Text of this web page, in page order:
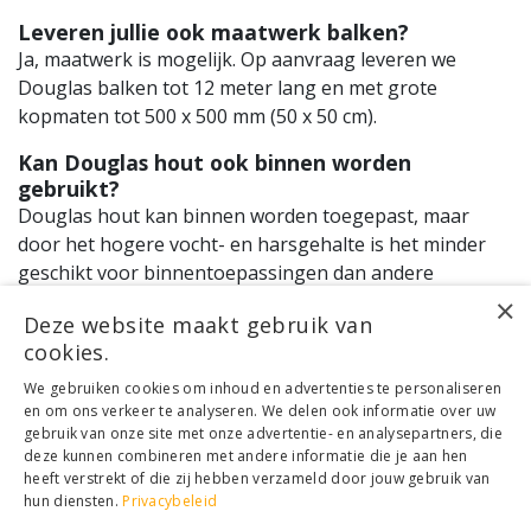
Leveren jullie ook maatwerk balken?
Ja, maatwerk is mogelijk. Op aanvraag leveren we
Douglas balken tot 12 meter lang en met grote
kopmaten tot 500 x 500 mm (50 x 50 cm).
Kan Douglas hout ook binnen worden
gebruikt?
Douglas hout kan binnen worden toegepast, maar
door het hogere vocht- en harsgehalte is het minder
geschikt voor binnentoepassingen dan andere
Klantenservice
Mijn account
Categorieën
Contactgegevens
×
Deze website maakt gebruik van
cookies.
We gebruiken cookies om inhoud en advertenties te personaliseren
en om ons verkeer te analyseren. We delen ook informatie over uw
gebruik van onze site met onze advertentie- en analysepartners, die
deze kunnen combineren met andere informatie die je aan hen
heeft verstrekt of die zij hebben verzameld door jouw gebruik van
hun diensten.Privacybeleid